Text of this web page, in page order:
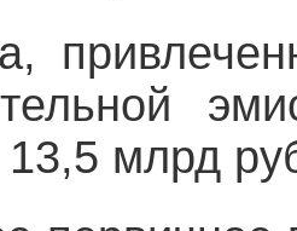
13,5 млрд